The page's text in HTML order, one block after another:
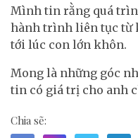
Mình tin rằng quá
hành trình liên tục từ
tới lúc con lớn khôn.
Mong là những góc
tin có giá trị cho anh
Chia sẽ: